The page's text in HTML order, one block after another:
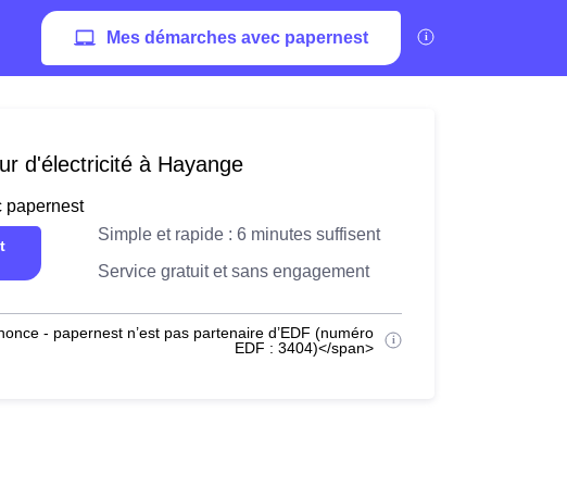
Mes démarches avec papernest
d'électricité à Hayange
papernest
Simple et rapide : 6 minutes suffisent
Service gratuit et sans engagement
- papernest n’est pas partenaire d’EDF (numéro
EDF : 3404)</span>